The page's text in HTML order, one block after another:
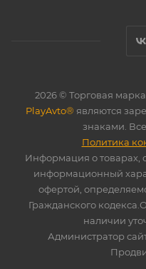
2026 © Торговая марка
PlayAvto® являются
знаками.
Политика
Информация о товарах,
информационный
офертой,
Гражданского
наличии
Администратор